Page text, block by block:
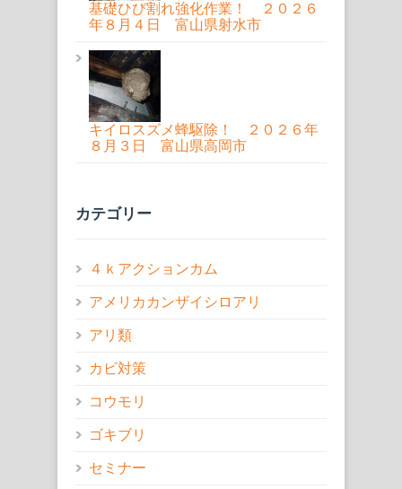
基礎ひび割れ強化作業！ ２０２６
年８月４日 富山県射水市
キイロスズメ蜂駆除！ ２０２６年
８月３日 富山県高岡市
カテゴリー
４ｋアクションカム
アメリカカンザイシロアリ
アリ類
カビ対策
コウモリ
ゴキブリ
セミナー